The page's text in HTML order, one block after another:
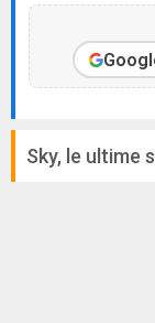
Sky, le ultime